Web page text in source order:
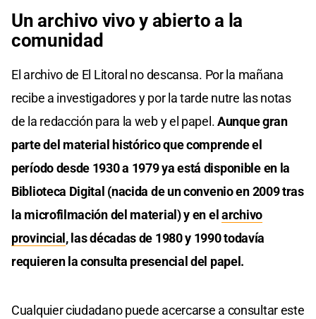
Un archivo vivo y abierto a la
comunidad
El archivo de El Litoral no descansa. Por la mañana
recibe a investigadores y por la tarde nutre las notas
de la redacción para la web y el papel.Aunque gran
parte del material histórico que comprende el
período desde 1930 a 1979 ya está disponible en la
Biblioteca Digital (nacida de un convenio en 2009 tras
la microfilmación del material) y en el archivo
provincial , las décadas de 1980 y 1990 todavía
requieren la consulta presencial del papel.
Cualquier ciudadano puede acercarse a consultar este